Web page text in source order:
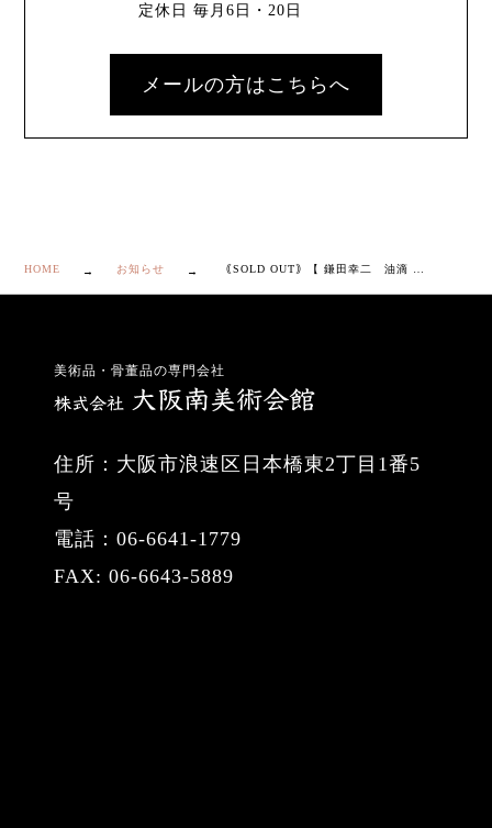
定休日 毎月6日・20日
メールの方はこちらへ
HOME お知らせ
美術品・骨董品の専門会社
住所：大阪市浪速区日本橋東2丁目1番5
号
電話：06-6641-1779
FAX: 06-6643-5889